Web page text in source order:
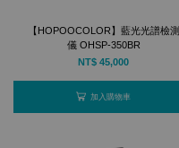
【HOPOOCOLOR】藍光光譜檢測
儀 OHSP-350BR
NT$ 45,000
加入購物車